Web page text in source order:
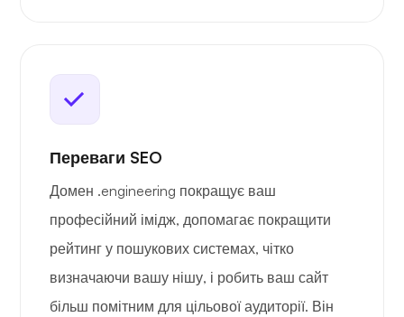
Переваги SEO
Домен .engineering покращує ваш
професійний імідж, допомагає покращити
рейтинг у пошукових системах, чітко
визначаючи вашу нішу, і робить ваш сайт
більш помітним для цільової аудиторії. Він